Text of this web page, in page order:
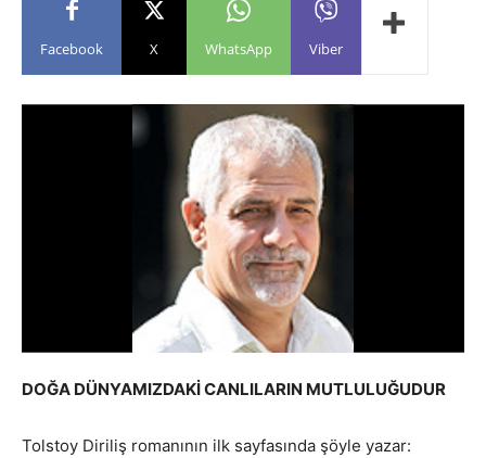
Facebook X WhatsApp Viber
DOĞA DÜNYAMIZDAKİ CANLILARIN MUTLULUĞUDUR
Tolstoy Diriliş romanının ilk sayfasında şöyle yazar: